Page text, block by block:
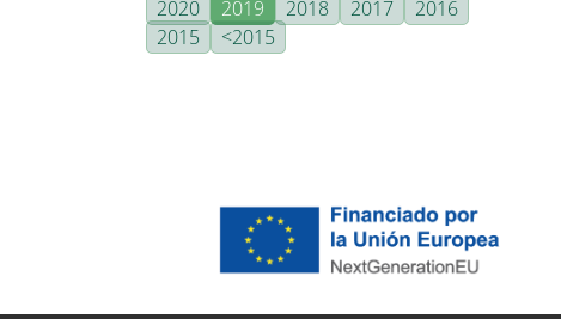
2020
2019 2018 2017
2016
2015
<2015